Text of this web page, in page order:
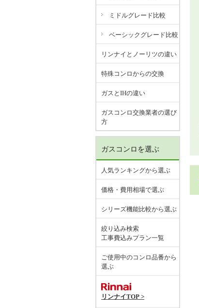
ミドルグレード比較
ベーシックグレード比較
リンナイとノーリツの違い
特殊コンロからの交換
ガスとIHの違い
ガスコンロ交換業者の選び
方
ガスコンロを選ぶ
人気ランキングから選ぶ
価格・費用相場で選ぶ
シリーズ機能比較から選ぶ
絞り込み検索
工事費込みプラン一覧
ご使用中のコンロ品番から
選ぶ
リンナイTOP >